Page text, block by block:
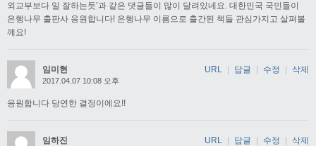
외교부보다 일 잘하는듯’과 같은 댓글들이 많이 달려있네요. 대한민국 국민들이
은행나무 출판사 응원합니다! 은행나무 이름으로 출간된 책들 관심가지고 살펴볼
께요!
임미현
2017.04.07 10:08 오후
응원합니다 당연한 결정이에요!!
URL | 답글 | 수정 | 삭제
임하진 URL | 답글 | 수정 | 삭제